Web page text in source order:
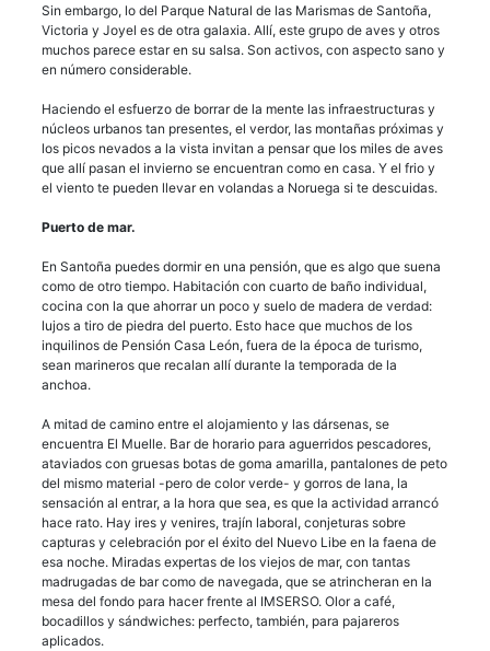
Sin embargo, lo del Parque Natural de las Marismas de Santoña,
Victoria y Joyel es de otra galaxia. Allí, este grupo de aves y otros
muchos parece estar en su salsa. Son activos, con aspecto sano y
en número considerable.
Haciendo el esfuerzo de borrar de la mente las infraestructuras y
núcleos urbanos tan presentes, el verdor, las montañas próximas y
los picos nevados a la vista invitan a pensar que los miles de aves
que allí pasan el invierno se encuentran como en casa. Y el frio y
el viento te pueden llevar en volandas a Noruega si te descuidas.
Puerto de mar.
En Santoña puedes dormir en una pensión, que es algo que suena
como de otro tiempo. Habitación con cuarto de baño individual,
cocina con la que ahorrar un poco y suelo de madera de verdad:
lujos a tiro de piedra del puerto. Esto hace que muchos de los
inquilinos de Pensión Casa León, fuera de la época de turismo,
sean marineros que recalan allí durante la temporada de la
anchoa.
A mitad de camino entre el alojamiento y las dársenas, se
encuentra El Muelle. Bar de horario para aguerridos pescadores,
ataviados con gruesas botas de goma amarilla, pantalones de peto
del mismo material -pero de color verde- y gorros de lana, la
sensación al entrar, a la hora que sea, es que la actividad arrancó
hace rato. Hay ires y venires, trajín laboral, conjeturas sobre
capturas y celebración por el éxito del Nuevo Libe en la faena de
esa noche. Miradas expertas de los viejos de mar, con tantas
madrugadas de bar como de navegada, que se atrincheran en la
mesa del fondo para hacer frente al IMSERSO. Olor a café,
bocadillos y sándwiches: perfecto, también, para pajareros
aplicados.